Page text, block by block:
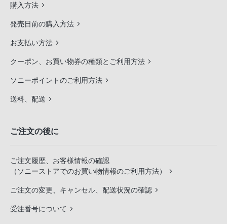
購入方法
発売日前の購入方法
お支払い方法
クーポン、お買い物券の種類とご利用方法
ソニーポイントのご利用方法
送料、配送
ご注文の後に
ご注文履歴、お客様情報の確認
（ソニーストアでのお買い物情報のご利用方法）
ご注文の変更、キャンセル、配送状況の確認
受注番号について